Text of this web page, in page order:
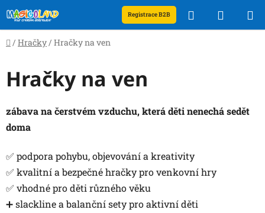
na
obsah
Registrace B2B Hledat
KOŠÍK
Domů
/ Hračky / Hračky na ven
Hračky na ven
zábava na čerstvém vzduchu, která děti nenechá sedět
doma
✅ podpora pohybu, objevování a kreativity
✅ kvalitní a bezpečné hračky pro venkovní hry
✅ vhodné pro děti různého věku
➕ slackline a balanční sety pro aktivní děti